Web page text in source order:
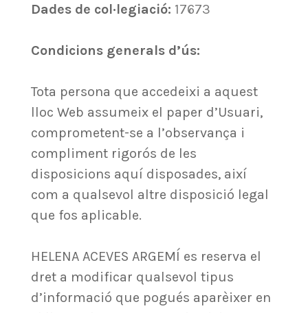
Dades de col·legiació: 17673
Condicions generals d’ús:
Tota persona que accedeixi a aquest
lloc Web assumeix el paper d’Usuari,
comprometent-se a l’observança i
compliment rigorós de les
disposicions aquí disposades, així
com a qualsevol altre disposició legal
que fos aplicable.
HELENA ACEVES ARGEMÍ es reserva el
dret a modificar qualsevol tipus
d’informació que pogués aparèixer en